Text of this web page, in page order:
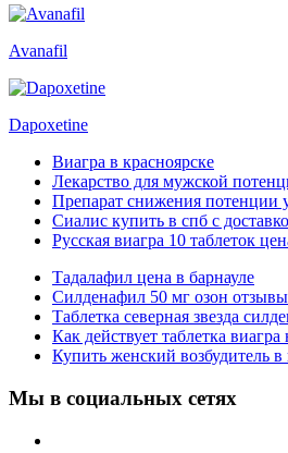
Avanafil
Dapoxetine
Виагра в красноярске
Лекарство для мужской
Препарат снижения потенции
Сиалис купить в спб с
Русская виагра 10 таблеток
Тадалафил цена в барнауле
Силденафил 50 мг озон
Таблетка северная звезда
Как действует таблетка
Купить женский возбудитель в
Мы в социальных сетях